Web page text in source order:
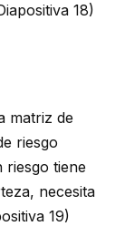
18)
matriz de
riesgo
riesgo tiene
necesita
19)